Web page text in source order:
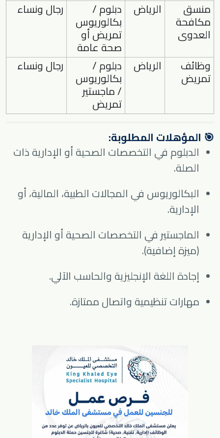
منسق
مكافحة
العدوى
الرياض دبلوم /
بكالوريوس
تمريض أو
صحة عامة
رجال ونساء
وظائف
تمريض
الرياض دبلوم /
بكالوريوس
/ ماجستير
تمريض
رجال ونساء
🎯 المؤهلات المطلوبة:
الدبلوم في التخصصات الصحية أو الإدارية ذات
الصلة.
البكالوريوس في المجالات الطبية، المالية، أو
الإدارية.
الماجستير في التخصصات الصحية أو الإدارية
(ميزة إضافية).
إجادة اللغة الإنجليزية والحاسب الآلي.
مهارات تنظيمية واتصال ممتازة.